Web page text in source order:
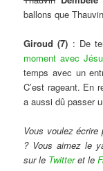
ballons que
Giroud (7) : De
moment avec
temps avec un
C’est rageant. En
a aussi dû passer
Vous voulez écrire
? Vous aimez le
sur le Twitteret le